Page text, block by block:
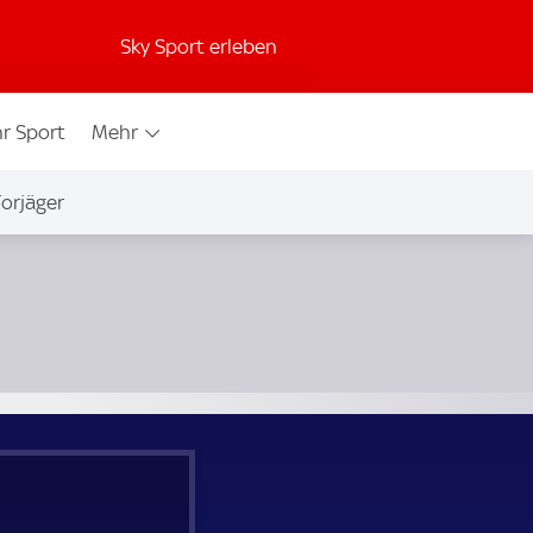
Sky Sport erleben
Sport Mehr